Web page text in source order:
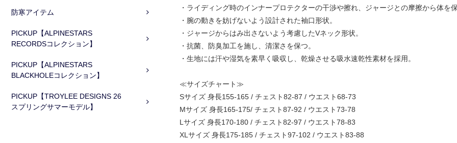
防寒アイテム
PICKUP【ALPINESTARS
RECORDSコレクション】
PICKUP【ALPINESTARS
BLACKHOLEコレクション】
PICKUP【TROYLEE DESIGNS 26
スプリングサマーモデル】
・ライディング時のインナープロテクターの干渉や擦れ、ジャージとの摩擦から体を保
・腕の動きを妨げないよう設計された袖口形状。
・ジャージからはみ出さないよう考慮したVネック形状。
・抗菌、防臭加工を施し、清潔さを保つ。
・生地には汗や湿気を素早く吸収し、乾燥させる吸水速乾性素材を採用。
≪サイズチャート≫
Sサイズ 身長155-165 / チェスト82-87 / ウエスト68-73
Mサイズ 身長165-175/ チェスト87-92 / ウエスト73-78
Lサイズ 身長170-180 / チェスト82-97 / ウエスト78-83
XLサイズ 身長175-185 / チェスト97-102 / ウエスト83-88